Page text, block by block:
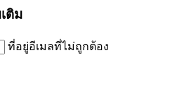
ติม
ที่อยู่อีเมลที่ไม่ถูกต้อง